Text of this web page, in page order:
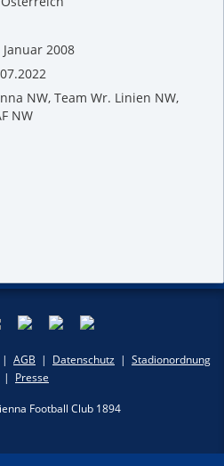
Januar 2008
NW, Team Wr. Linien NW,
NW
| AGB | Datenschutz | Stadionordnung
| Presse
Football Club 1894